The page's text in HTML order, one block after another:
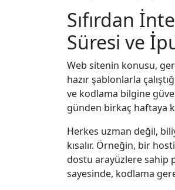
Sıfırdan
Süresi ve
Web sitenin konusu,
hazır şablonlarla
ve kodlama bilgine
günden birkaç haftaya
Herkes uzman değil,
kısalır. Örneğin, bir
dostu arayüzlere sahip
sayesinde, kodlama